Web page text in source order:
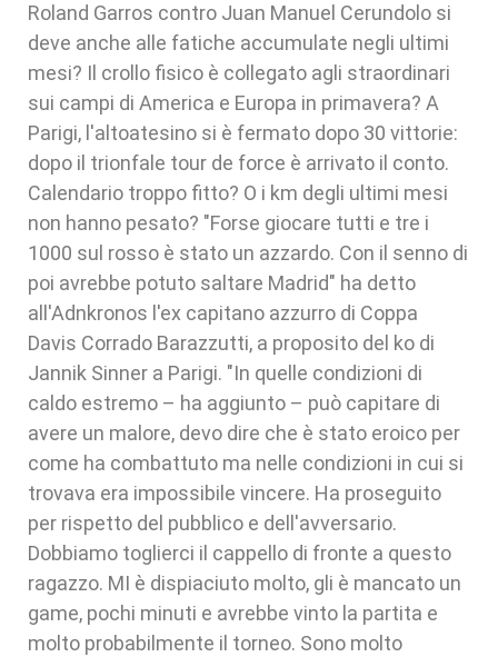
Roland Garros contro Juan Manuel Cerundolo si
deve anche alle fatiche accumulate negli ultimi
mesi? Il crollo fisico è collegato agli straordinari
sui campi di America e Europa in primavera? A
Parigi, l'altoatesino si è fermato dopo 30 vittorie:
dopo il trionfale tour de force è arrivato il conto.
Calendario troppo fitto? O i km degli ultimi mesi
non hanno pesato? "Forse giocare tutti e tre i
1000 sul rosso è stato un azzardo. Con il senno di
poi avrebbe potuto saltare Madrid" ha detto
all'Adnkronos l'ex capitano azzurro di Coppa
Davis Corrado Barazzutti, a proposito del ko di
Jannik Sinner a Parigi. "In quelle condizioni di
caldo estremo – ha aggiunto – può capitare di
avere un malore, devo dire che è stato eroico per
come ha combattuto ma nelle condizioni in cui si
trovava era impossibile vincere. Ha proseguito
per rispetto del pubblico e dell'avversario.
Dobbiamo toglierci il cappello di fronte a questo
ragazzo. MI è dispiaciuto molto, gli è mancato un
game, pochi minuti e avrebbe vinto la partita e
molto probabilmente il torneo. Sono molto